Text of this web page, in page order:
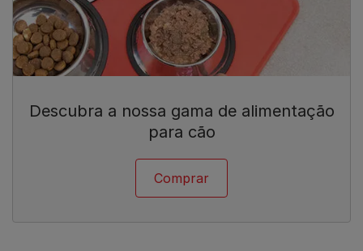
Descubra a nossa gama de alimentação
para cão
Comprar